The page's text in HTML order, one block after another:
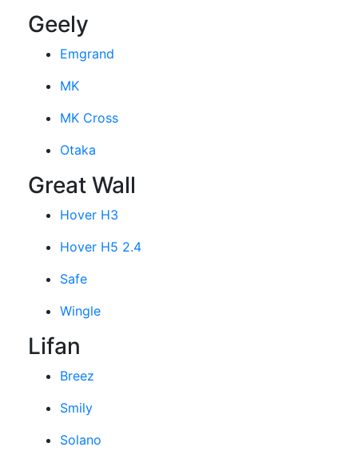
Geely
Emgrand
MK
MK Cross
Otaka
Great Wall
Hover H3
Hover H5 2.4
Safe
Wingle
Lifan
Breez
Smily
Solano